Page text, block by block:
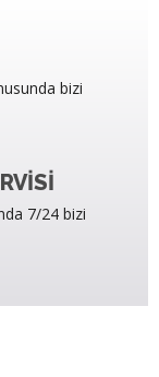
bizi
7/24 bizi